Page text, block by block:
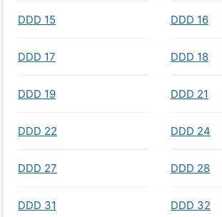
DDD 15 DDD 16
DDD 17 DDD 18
DDD 19 DDD 21
DDD 22 DDD 24
DDD 27 DDD 28
DDD 31 DDD 32